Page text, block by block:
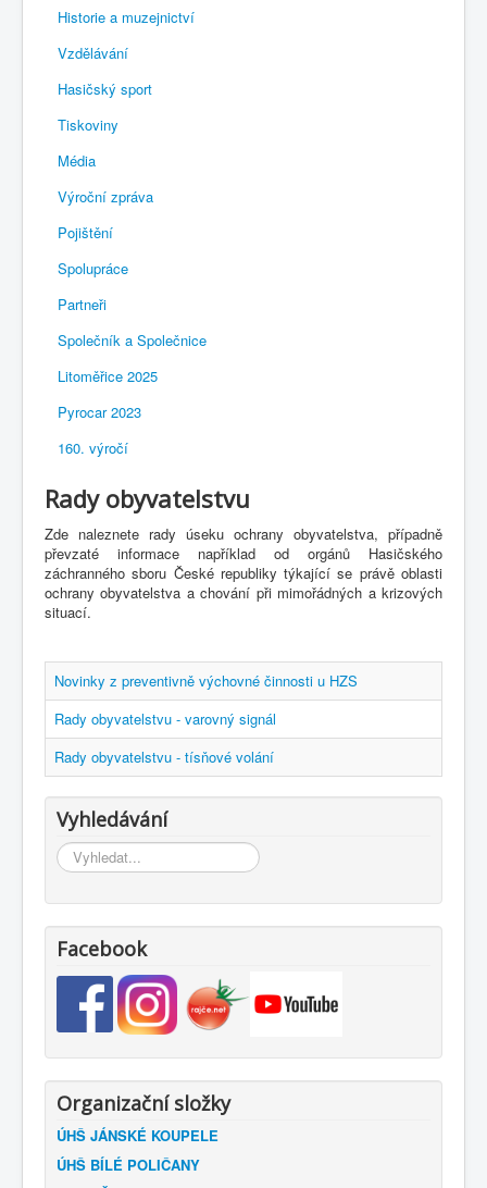
Historie a muzejnictví
Vzdělávání
Hasičský sport
Tiskoviny
Média
Výroční zpráva
Pojištění
Spolupráce
Partneři
Společník a Společnice
Litoměřice 2025
Pyrocar 2023
160. výročí
Rady obyvatelstvu
Zde naleznete rady úseku ochrany obyvatelstva, případně
převzaté informace například od orgánů Hasičského
záchranného sboru České republiky týkající se právě oblasti
ochrany obyvatelstva a chování při mimořádných a krizových
situací.
Novinky z preventivně výchovné činnosti u HZS
Rady obyvatelstvu - varovný signál
Rady obyvatelstvu - tísňové volání
Vyhledávání
Vyhledávání...
Facebook
Organizační složky
ÚHŠ JÁNSKÉ KOUPELE
ÚHŠ BÍLÉ POLIČANY